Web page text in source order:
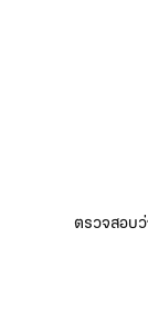
ตรวจสอบ